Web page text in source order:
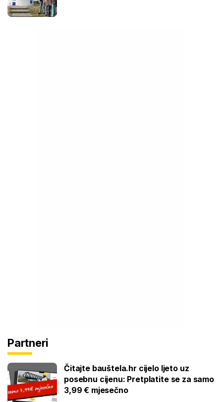
Partneri
Čitajte bauštela.hr cijelo ljeto uz
posebnu cijenu: Pretplatite se za samo
3,99 € mjesečno